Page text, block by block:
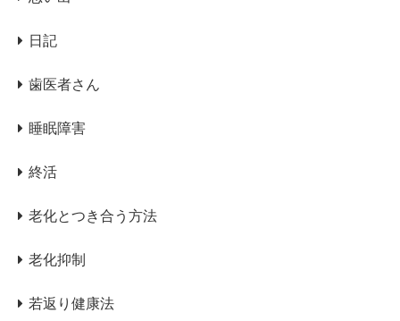
日記
歯医者さん
睡眠障害
終活
老化とつき合う方法
老化抑制
若返り健康法